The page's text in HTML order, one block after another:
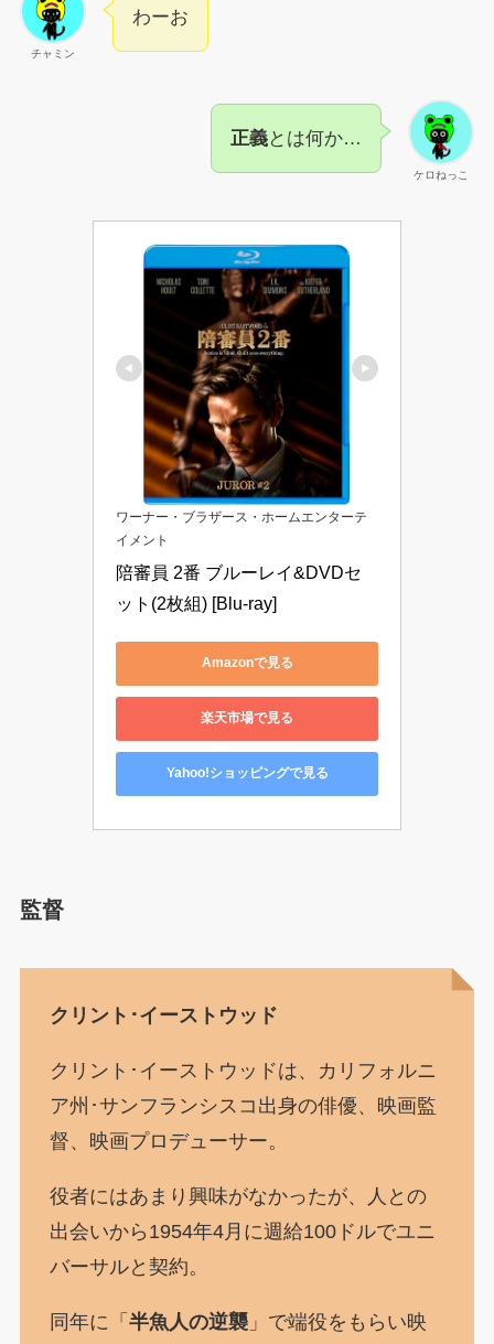
チャミン
わーお
ケロねっこ
正義とは何か…
ワーナー・ブラザース・ホームエンターテ
イメント
陪審員 2番 ブルーレイ&DVDセ
ット(2枚組) [Blu-ray]
Amazonで見る
楽天市場で見る
Yahoo!ショッピングで見る
監督
クリント･イーストウッド
クリント･イーストウッドは、カリフォルニ
ア州･サンフランシスコ出身の俳優、映画監
督、映画プロデューサー。
役者にはあまり興味がなかったが、人との
出会いから1954年4月に週給100ドルでユニ
バーサルと契約。
同年に「 半魚人の逆襲」で端役をもらい映